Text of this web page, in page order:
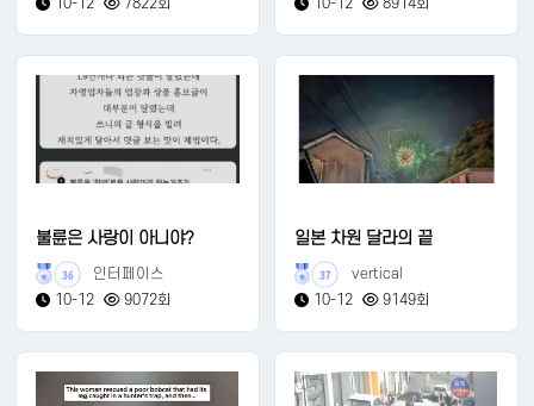
불륜은 사랑이 아니야?
36
인터페이스
10-12
9072회
일본 차원 달라의 끝
37
vertical
10-12
9149회